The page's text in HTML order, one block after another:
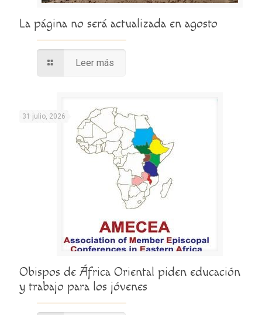
La página no será actualizada en agosto
Leer más
31 julio, 2026
Obispos de África Oriental piden educación
y trabajo para los jóvenes